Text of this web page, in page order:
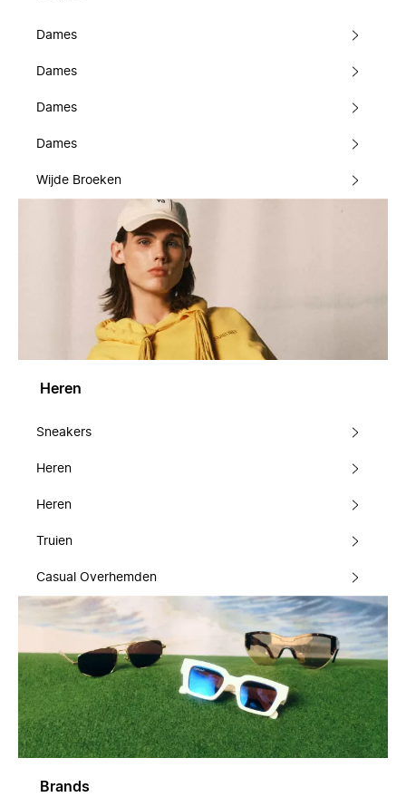
Dames
Dames
Dames
Dames
Wijde Broeken
Heren
Sneakers
Heren
Heren
Truien
Casual Overhemden
Brands